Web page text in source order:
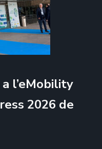
l’eMobility
2026 de